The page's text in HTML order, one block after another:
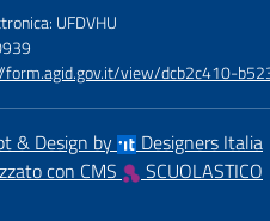
UFDVHU
form.agid.gov.it/view/dcb2c410-
& Design by
Designers Italia
con CMS
SCUOLASTICO